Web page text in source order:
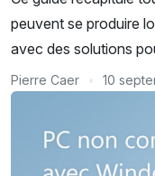
peuvent se produire
avec des solutions
Pierre Caer 10